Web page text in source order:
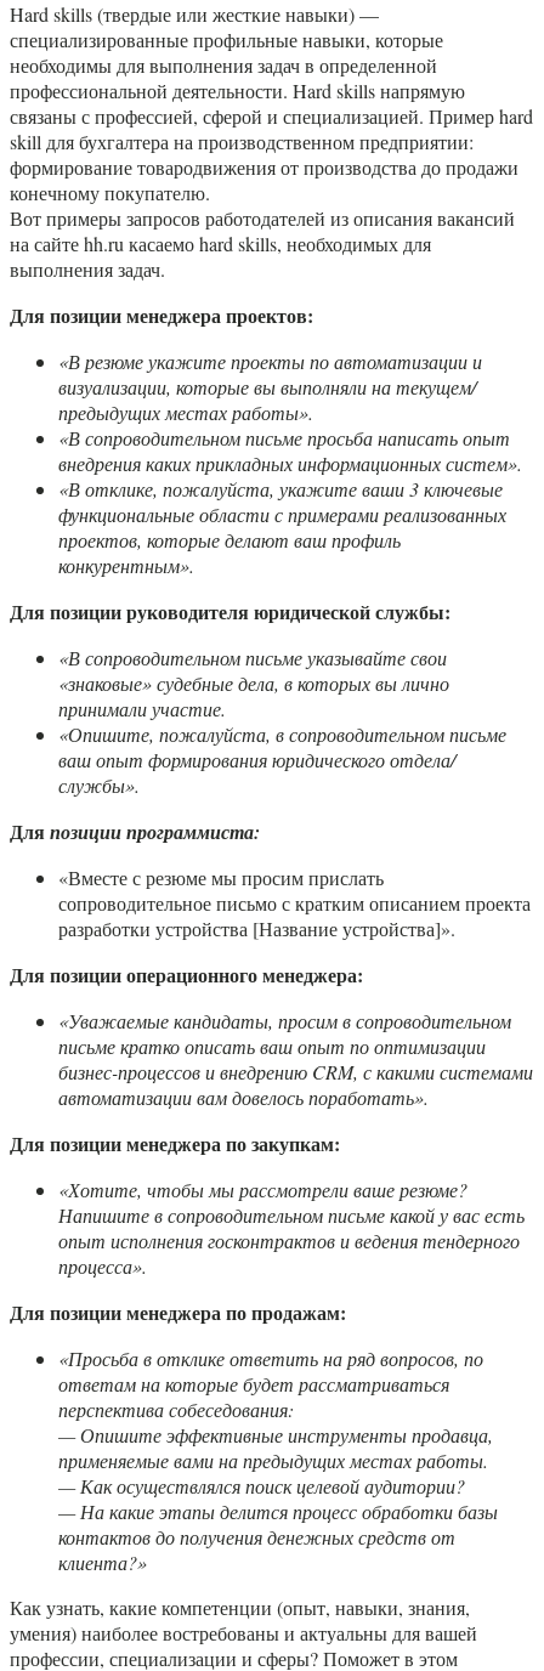
Hard skills (твердые или жесткие навыки) —
специализированные профильные навыки, которые
необходимы для выполнения задач в определенной
профессиональной деятельности. Hard skills напрямую
связаны с профессией, сферой и специализацией. Пример hard
skill для бухгалтера на производственном предприятии:
формирование товародвижения от производства до продажи
конечному покупателю.
Вот примеры запросов работодателей из описания вакансий
на сайте hh.ru касаемо hard skills, необходимых для
выполнения задач.
Для позиции менеджера проектов:
«В резюме укажите проекты по автоматизации и
визуализации, которые вы выполняли на текущем/
предыдущих местах работы».
«В сопроводительном письме просьба написать опыт
внедрения каких прикладных информационных систем».
«В отклике, пожалуйста, укажите ваши 3 ключевые
функциональные области с примерами реализованных
проектов, которые делают ваш профиль
конкурентным».
Для позиции руководителя юридической службы:
«В сопроводительном письме указывайте свои
«знаковые» судебные дела, в которых вы лично
принимали участие.
«Опишите, пожалуйста, в сопроводительном письме
ваш опыт формирования юридического отдела/
службы».
Дляпозиции программиста:
«Вместе с резюме мы просим прислать
сопроводительное письмо с кратким описанием проекта
разработки устройства [Название устройства]».
Для позиции операционного менеджера:
«Уважаемые кандидаты, просим в сопроводительном
письме кратко описать ваш опыт по оптимизации
бизнес-процессов и внедрению CRM, с какими системами
автоматизации вам довелось поработать».
Для позиции менеджера по закупкам:
«Хотите, чтобы мы рассмотрели ваше резюме?
Напишите в сопроводительном письме какой у вас есть
опыт исполнения госконтрактов и ведения тендерного
процесса».
Для позиции менеджера по продажам:
«Просьба в отклике ответить на ряд вопросов, по
ответам на которые будет рассматриваться
перспектива собеседования:
— Опишите эффективные инструменты продавца,
применяемые вами на предыдущих местах работы.
— Как осуществлялся поиск целевой аудитории?
— На какие этапы делится процесс обработки базы
контактов до получения денежных средств от
клиента?»
Как узнать, какие компетенции (опыт, навыки, знания,
умения) наиболее востребованы и актуальны для вашей
профессии, специализации и сферы? Поможет в этом